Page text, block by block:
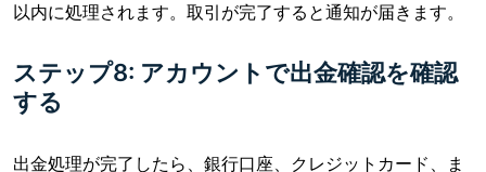
以内に処理されます。取引が完了すると通知が届きます。
ステップ8: アカウントで出金確認を確認
する
出金処理が完了したら、銀行口座、クレジットカード、ま